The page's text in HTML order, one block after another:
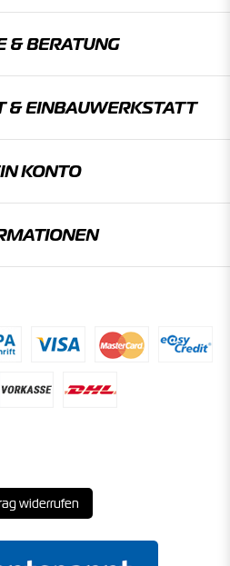
& BERATUNG
& EINBAU­WERKSTATT
KONTO
widerrufen